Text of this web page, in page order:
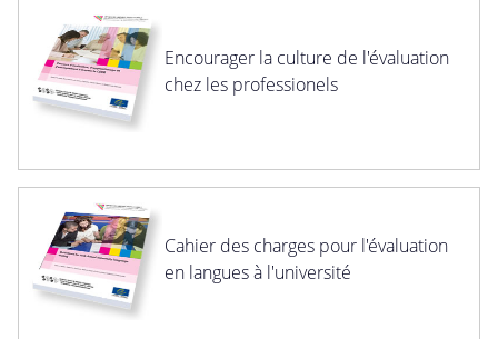
Encourager la culture de l'évaluation
chez les professionels
Cahier des charges pour l'évaluation
en langues à l'université